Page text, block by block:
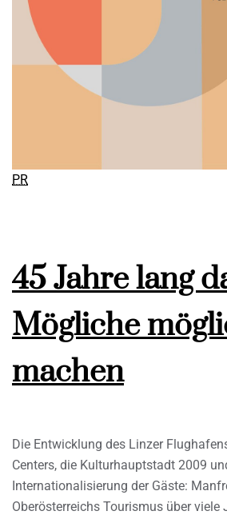
PR
45 Jahre lang
Mögliche
machen
Die Entwicklung des Linzer
Centers, die Kulturhauptstadt 2009
Internationalisierung der Gäste:
Oberösterreichs Tourismus über viele